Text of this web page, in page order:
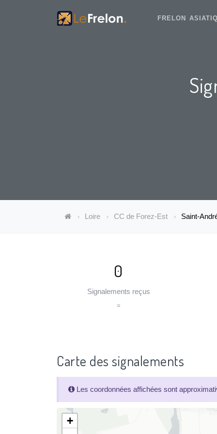
FRELON
Loire CC de Forez-Est Saint-
0
Signalements reçus
=
Carte des signalements
Les coordonnées affichées sont
+